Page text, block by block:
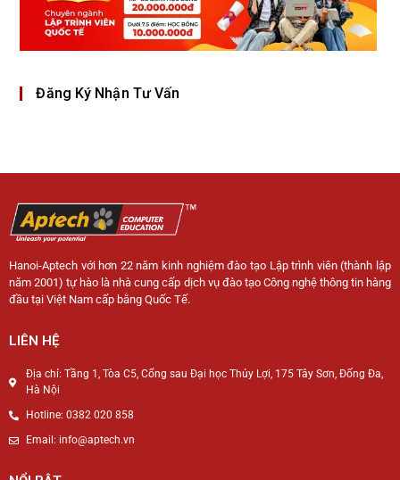
Đăng Ký Nhận Tư Vấn
Hanoi-Aptech với hơn 22 năm kinh nghiệm đào tạo Lập trình viên (thành lập
năm 2001) tự hào là nhà cung cấp dịch vụ đào tạo Công nghệ thông tin hàng
đầu tại Việt Nam cấp bằng Quốc Tế.
LIÊN HỆ
Địa chỉ: Tầng 1, Tòa C5, Cổng sau Đại học Thủy Lợi, 175 Tây Sơn, Đống Đa,
Hà Nội
Hotline: 0382 020 858
Email: info@aptech.vn